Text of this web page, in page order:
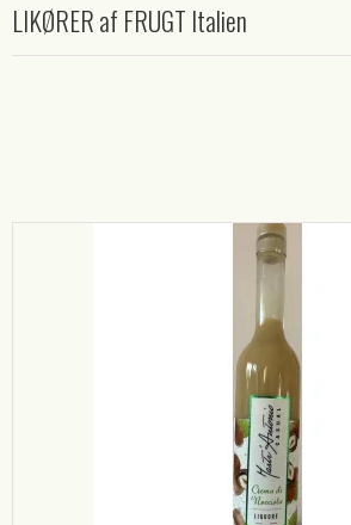
LIKØRER af FRUGT Italien